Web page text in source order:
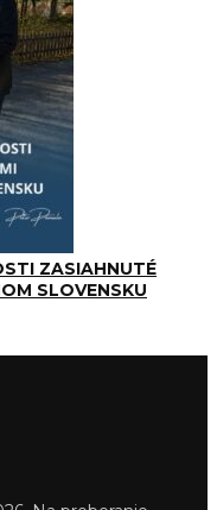
ZASIAHNUTÉ
SLOVENSKU